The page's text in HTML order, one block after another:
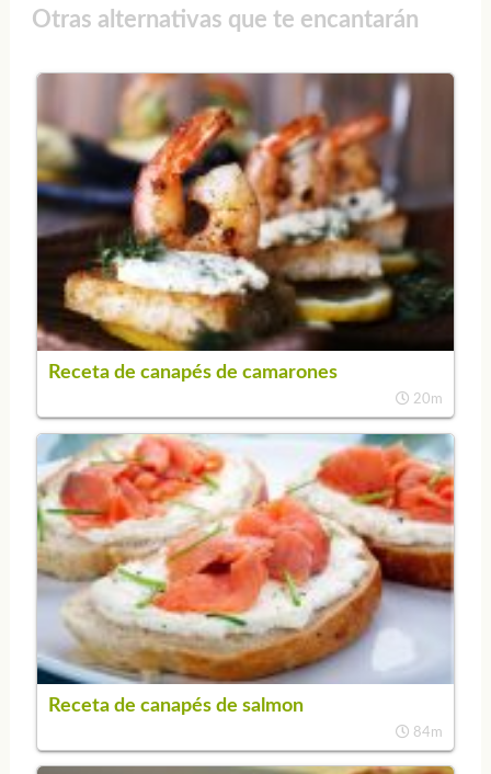
Otras alternativas que te encantarán
Receta de canapés de camarones
20m
Receta de canapés de salmon
84m